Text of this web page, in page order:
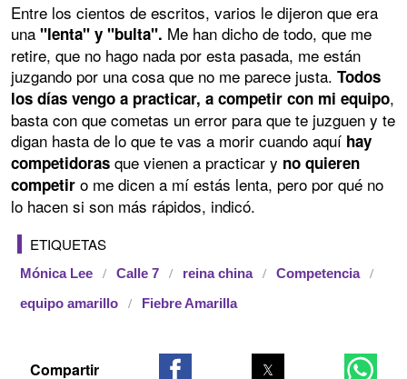
Entre los cientos de escritos, varios le dijeron que era
una "lenta" y "bulta". Me han dicho de todo, que me
retire, que no hago nada por esta pasada, me están
juzgando por una cosa que no me parece justa. Todos
los días vengo a practicar, a competir con mi equipo,
basta con que cometas un error para que te juzguen y te
digan hasta de lo que te vas a morir cuando aquí hay
competidoras que vienen a practicar y no quieren
competir o me dicen a mí estás lenta, pero por qué no
lo hacen si son más rápidos, indicó.
ETIQUETAS
Mónica Lee Calle 7 reina china Competencia
equipo amarillo Fiebre Amarilla